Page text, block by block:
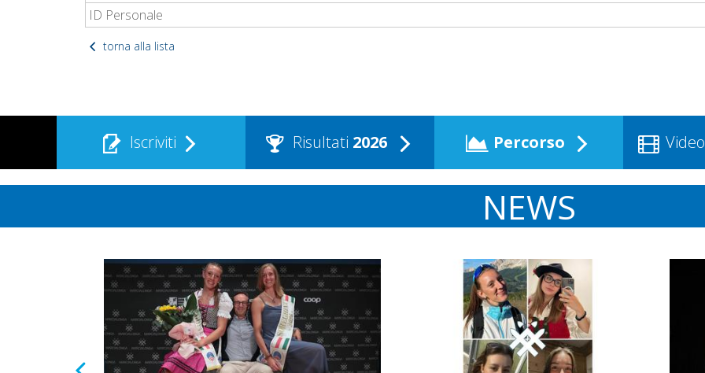
ID Personale
torna alla lista
Iscriviti Risultati 2026 Percorso Video
NEWS